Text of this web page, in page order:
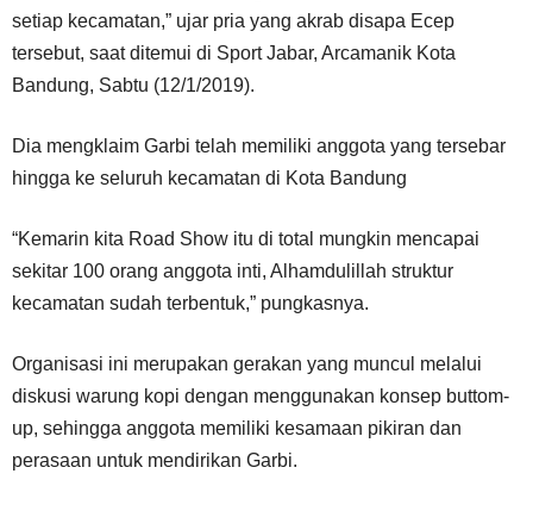
setiap kecamatan,” ujar pria yang akrab disapa Ecep
tersebut, saat ditemui di Sport Jabar, Arcamanik Kota
Bandung, Sabtu (12/1/2019).
Dia mengklaim Garbi telah memiliki anggota yang tersebar
hingga ke seluruh kecamatan di Kota Bandung
“Kemarin kita Road Show itu di total mungkin mencapai
sekitar 100 orang anggota inti, Alhamdulillah struktur
kecamatan sudah terbentuk,” pungkasnya.
Organisasi ini merupakan gerakan yang muncul melalui
diskusi warung kopi dengan menggunakan konsep buttom-
up, sehingga anggota memiliki kesamaan pikiran dan
perasaan untuk mendirikan Garbi.